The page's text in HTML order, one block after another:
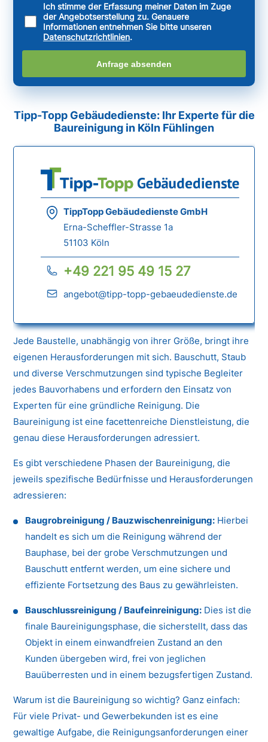
Ich stimme der Erfassung meiner Daten im Zuge
der Angebotserstellung zu. Genauere
Informationen entnehmen Sie bitte unseren
Datenschutzrichtlinien.
Anfrage absenden
Tipp-Topp Gebäudedienste: Ihr Experte für die
Baureinigung in Köln Fühlingen
TippTopp Gebäudedienste GmbH
Erna-Scheffler-Strasse 1a
51103 Köln
+49 221 95 49 15 27
angebot@tipp-topp-gebaeudedienste.de
Jede Baustelle, unabhängig von ihrer Größe, bringt ihre
eigenen Herausforderungen mit sich. Bauschutt, Staub
und diverse Verschmutzungen sind typische Begleiter
jedes Bauvorhabens und erfordern den Einsatz von
Experten für eine gründliche Reinigung. Die
Baureinigung ist eine facettenreiche Dienstleistung, die
genau diese Herausforderungen adressiert.
Es gibt verschiedene Phasen der Baureinigung, die
jeweils spezifische Bedürfnisse und Herausforderungen
adressieren:
Baugrobreinigung / Bauzwischenreinigung: Hierbei
handelt es sich um die Reinigung während der
Bauphase, bei der grobe Verschmutzungen und
Bauschutt entfernt werden, um eine sichere und
effiziente Fortsetzung des Baus zu gewährleisten.
Bauschlussreinigung / Baufeinreinigung: Dies ist die
finale Baureinigungsphase, die sicherstellt, dass das
Objekt in einem einwandfreien Zustand an den
Kunden übergeben wird, frei von jeglichen
Bauüberresten und in einem bezugsfertigen Zustand.
Warum ist die Baureinigung so wichtig? Ganz einfach:
Für viele Privat- und Gewerbekunden ist es eine
gewaltige Aufgabe, die Reinigungsanforderungen einer